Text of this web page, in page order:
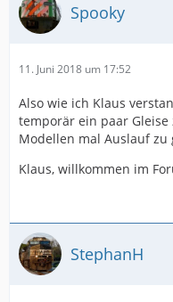
Spooky
11. Juni 2018 um 17:52
Also wie ich Klaus
temporär ein paar Gleise
Modellen mal Auslauf zu
Klaus, willkommen im
StephanH